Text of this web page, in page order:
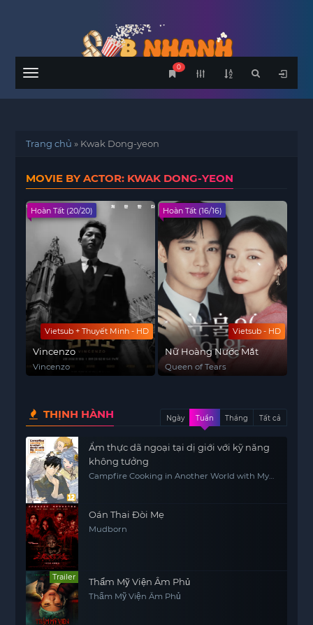
Menu
0
Trang chủ » Kwak Dong-yeon
MOVIE BY ACTOR: KWAK DONG-YEON
Vietsub + Thuyết Minh - HD
Hoàn Tất (20/20)
Vincenzo
Vincenzo
Vietsub - HD
Hoàn Tất (16/16)
Nữ Hoàng Nước Mắt
Queen of Tears
THỊNH HÀNH Ngày Tuần Tháng Tất cả
Ẩm thực dã ngoại tại dị giới với kỹ năng
không tưởng
Campfire Cooking in Another World with My
Oán Thai Đòi Mẹ
Mudborn
Trailer Thẩm Mỹ Viện Âm Phủ
Thẩm Mỹ Viện Âm Phủ